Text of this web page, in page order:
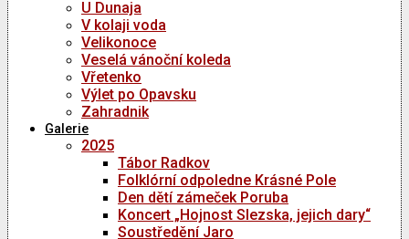
U Dunaja
V kolaji voda
Velikonoce
Veselá vánoční koleda
Vřetenko
Výlet po Opavsku
Zahradnik
Galerie
2025
Tábor Radkov
Folklórní odpoledne Krásné Pole
Den dětí zámeček Poruba
Koncert „Hojnost Slezska, jejich dary“
Soustředění Jaro